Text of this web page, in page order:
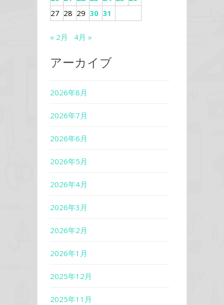
27 28 29 30 31
« 2月 4月 »
アーカイブ
2026年8月
2026年7月
2026年6月
2026年5月
2026年4月
2026年3月
2026年2月
2026年1月
2025年12月
2025年11月